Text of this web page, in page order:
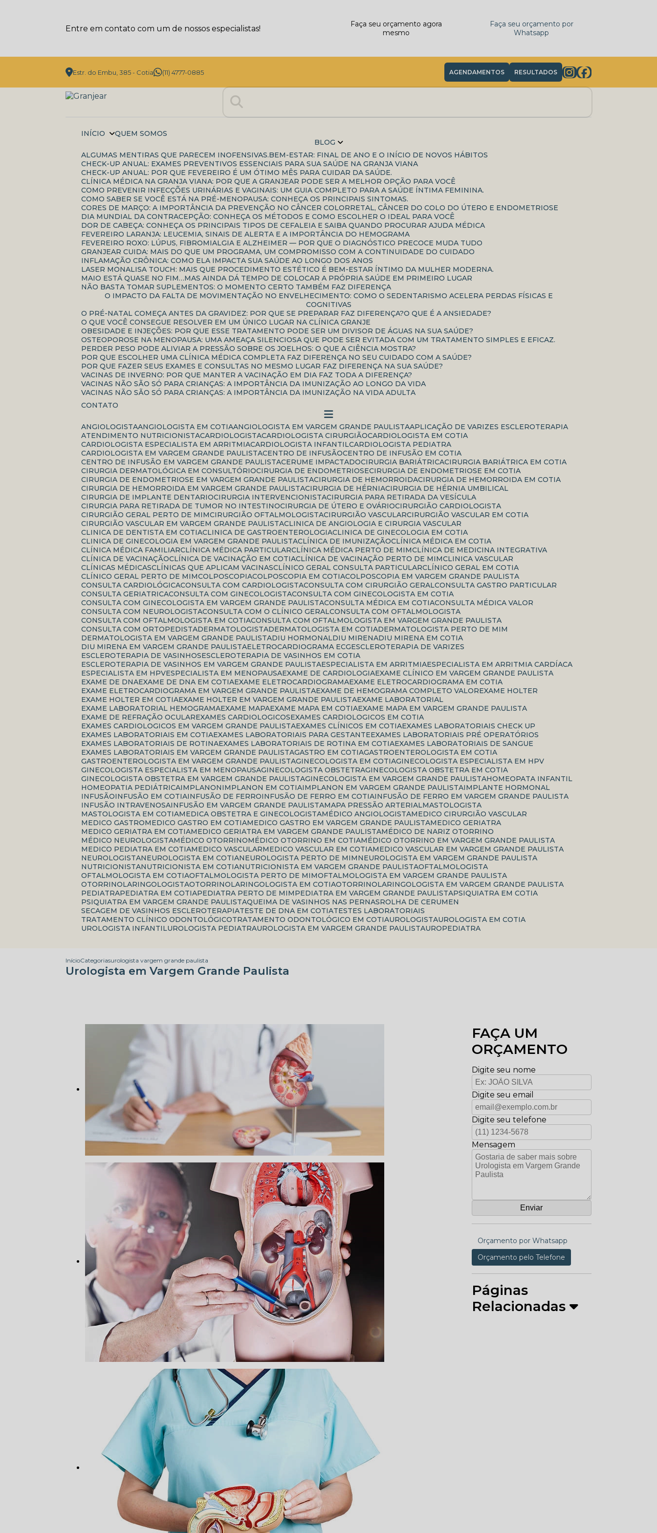
Entre em contato com um de nossos especialistas!
Faça seu orçamento agora
mesmo
Faça seu orçamento por
Whatsapp
Estr. do Embu, 385 - Cotia (11) 4777-0885 AGENDAMENTOS RESULTADOS
INÍCIO
QUEM SOMOS
BLOG
ALGUMAS MENTIRAS QUE PARECEM INOFENSIVAS.
BEM-ESTAR: FINAL DE ANO E O INÍCIO DE NOVOS HÁBITOS
CHECK-UP ANUAL: EXAMES PREVENTIVOS ESSENCIAIS PARA SUA SAÚDE NA GRANJA VIANA
CHECK-UP ANUAL: POR QUE FEVEREIRO É UM ÓTIMO MÊS PARA CUIDAR DA SAÚDE.
CLÍNICA MÉDICA NA GRANJA VIANA: POR QUE A GRANJEAR PODE SER A MELHOR OPÇÃO PARA VOCÊ
COMO PREVENIR INFECÇÕES URINÁRIAS E VAGINAIS: UM GUIA COMPLETO PARA A SAÚDE ÍNTIMA FEMININA.
COMO SABER SE VOCÊ ESTÁ NA PRÉ-MENOPAUSA: CONHEÇA OS PRINCIPAIS SINTOMAS.
CORES DE MARÇO: A IMPORTÂNCIA DA PREVENÇÃO NO CÂNCER COLORRETAL, CÂNCER DO COLO DO ÚTERO E ENDOMETRIOSE
DIA MUNDIAL DA CONTRACEPÇÃO: CONHEÇA OS MÉTODOS E COMO ESCOLHER O IDEAL PARA VOCÊ
DOR DE CABEÇA: CONHEÇA OS PRINCIPAIS TIPOS DE CEFALEIA E SAIBA QUANDO PROCURAR AJUDA MÉDICA
FEVEREIRO LARANJA: LEUCEMIA, SINAIS DE ALERTA E A IMPORTÂNCIA DO HEMOGRAMA
FEVEREIRO ROXO: LÚPUS, FIBROMIALGIA E ALZHEIMER — POR QUE O DIAGNÓSTICO PRECOCE MUDA TUDO
GRANJEAR CUIDA: MAIS DO QUE UM PROGRAMA, UM COMPROMISSO COM A CONTINUIDADE DO CUIDADO
INFLAMAÇÃO CRÔNICA: COMO ELA IMPACTA SUA SAÚDE AO LONGO DOS ANOS
LASER MONALISA TOUCH: MAIS QUE PROCEDIMENTO ESTÉTICO É BEM-ESTAR ÍNTIMO DA MULHER MODERNA.
MAIO ESTÁ QUASE NO FIM…MAS AINDA DÁ TEMPO DE COLOCAR A PRÓPRIA SAÚDE EM PRIMEIRO LUGAR
NÃO BASTA TOMAR SUPLEMENTOS: O MOMENTO CERTO TAMBÉM FAZ DIFERENÇA
O IMPACTO DA FALTA DE MOVIMENTAÇÃO NO ENVELHECIMENTO: COMO O SEDENTARISMO ACELERA PERDAS FÍSICAS E
COGNITIVAS
O PRÉ-NATAL COMEÇA ANTES DA GRAVIDEZ: POR QUE SE PREPARAR FAZ DIFERENÇA?
O QUE É A ANSIEDADE?
O QUE VOCÊ CONSEGUE RESOLVER EM UM ÚNICO LUGAR NA CLÍNICA GRANJE
OBESIDADE E INJEÇÕES: POR QUE ESSE TRATAMENTO PODE SER UM DIVISOR DE ÁGUAS NA SUA SAÚDE?
OSTEOPOROSE NA MENOPAUSA: UMA AMEAÇA SILENCIOSA QUE PODE SER EVITADA COM UM TRATAMENTO SIMPLES E EFICAZ.
PERDER PESO PODE ALIVIAR A PRESSÃO SOBRE OS JOELHOS: O QUE A CIÊNCIA MOSTRA?
POR QUE ESCOLHER UMA CLÍNICA MÉDICA COMPLETA FAZ DIFERENÇA NO SEU CUIDADO COM A SAÚDE?
POR QUE FAZER SEUS EXAMES E CONSULTAS NO MESMO LUGAR FAZ DIFERENÇA NA SUA SAÚDE?
VACINAS DE INVERNO: POR QUE MANTER A VACINAÇÃO EM DIA FAZ TODA A DIFERENÇA?
VACINAS NÃO SÃO SÓ PARA CRIANÇAS: A IMPORTÂNCIA DA IMUNIZAÇÃO AO LONGO DA VIDA
VACINAS NÃO SÃO SÓ PARA CRIANÇAS: A IMPORTÂNCIA DA IMUNIZAÇÃO NA VIDA ADULTA
CONTATO
ANGIOLOGISTA ANGIOLOGISTA EM COTIA ANGIOLOGISTA EM VARGEM GRANDE PAULISTA APLICAÇÃO DE VARIZES ESCLEROTERAPIA
ATENDIMENTO NUTRICIONISTA CARDIOLOGISTA CARDIOLOGISTA CIRURGIÃO CARDIOLOGISTA EM COTIA
CARDIOLOGISTA ESPECIALISTA EM ARRITMIA CARDIOLOGISTA INFANTIL CARDIOLOGISTA PEDIATRA
CARDIOLOGISTA EM VARGEM GRANDE PAULISTA CENTRO DE INFUSÃO CENTRO DE INFUSÃO EM COTIA
CENTRO DE INFUSÃO EM VARGEM GRANDE PAULISTA CERUME IMPACTADO CIRURGIA BARIÁTRICA CIRURGIA BARIÁTRICA EM COTIA
CIRURGIA DERMATOLÓGICA EM CONSULTÓRIO CIRURGIA DE ENDOMETRIOSE CIRURGIA DE ENDOMETRIOSE EM COTIA
CIRURGIA DE ENDOMETRIOSE EM VARGEM GRANDE PAULISTA CIRURGIA DE HEMORROIDA CIRURGIA DE HEMORROIDA EM COTIA
CIRURGIA DE HEMORROIDA EM VARGEM GRANDE PAULISTA CIRURGIA DE HÉRNIA CIRURGIA DE HÉRNIA UMBILICAL
CIRURGIA DE IMPLANTE DENTARIO CIRURGIA INTERVENCIONISTA CIRURGIA PARA RETIRADA DA VESÍCULA
CIRURGIA PARA RETIRADA DE TUMOR NO INTESTINO CIRURGIA DE ÚTERO E OVÁRIO CIRURGIÃO CARDIOLOGISTA
CIRURGIÃO GERAL PERTO DE MIM CIRURGIÃO OFTALMOLOGISTA CIRURGIÃO VASCULAR CIRURGIÃO VASCULAR EM COTIA
CIRURGIÃO VASCULAR EM VARGEM GRANDE PAULISTA CLINICA DE ANGIOLOGIA E CIRURGIA VASCULAR
CLINICA DE DENTISTA EM COTIA CLINICA DE GASTROENTEROLOGIA CLINICA DE GINECOLOGIA EM COTIA
CLINICA DE GINECOLOGIA EM VARGEM GRANDE PAULISTA CLÍNICA DE IMUNIZAÇÃO CLÍNICA MÉDICA EM COTIA
CLÍNICA MÉDICA FAMILIAR CLÍNICA MÉDICA PARTICULAR CLÍNICA MÉDICA PERTO DE MIM CLÍNICA DE MEDICINA INTEGRATIVA
CLÍNICA DE VACINAÇÃO CLÍNICA DE VACINAÇÃO EM COTIA CLÍNICA DE VACINAÇÃO PERTO DE MIM CLINICA VASCULAR
CLÍNICAS MÉDICAS CLÍNICAS QUE APLICAM VACINAS CLÍNICO GERAL CONSULTA PARTICULAR CLÍNICO GERAL EM COTIA
CLÍNICO GERAL PERTO DE MIM COLPOSCOPIA COLPOSCOPIA EM COTIA COLPOSCOPIA EM VARGEM GRANDE PAULISTA
CONSULTA CARDIOLÓGICA CONSULTA COM CARDIOLOGISTA CONSULTA COM CIRURGIÃO GERAL CONSULTA GASTRO PARTICULAR
CONSULTA GERIATRICA CONSULTA COM GINECOLOGISTA CONSULTA COM GINECOLOGISTA EM COTIA
CONSULTA COM GINECOLOGISTA EM VARGEM GRANDE PAULISTA CONSULTA MÉDICA EM COTIA CONSULTA MÉDICA VALOR
CONSULTA COM NEUROLOGISTA CONSULTA COM O CLÍNICO GERAL CONSULTA COM OFTALMOLOGISTA
CONSULTA COM OFTALMOLOGISTA EM COTIA CONSULTA COM OFTALMOLOGISTA EM VARGEM GRANDE PAULISTA
CONSULTA COM ORTOPEDISTA
DERMATOLOGISTA DERMATOLOGISTA EM COTIA
DERMATOLOGISTA PERTO DE MIM
DERMATOLOGISTA EM VARGEM GRANDE PAULISTA
DIU HORMONAL DIU MIRENA
DIU MIRENA EM COTIA
DIU MIRENA EM VARGEM GRANDE PAULISTA
ELETROCARDIOGRAMA ECG
ESCLEROTERAPIA DE VARIZES
ESCLEROTERAPIA DE VASINHOS
ESCLEROTERAPIA DE VASINHOS EM COTIA
ESCLEROTERAPIA DE VASINHOS EM VARGEM GRANDE PAULISTA ESPECIALISTA EM ARRITMIA ESPECIALISTA EM ARRITMIA CARDÍACA
ESPECIALISTA EM HPV ESPECIALISTA EM MENOPAUSA EXAME DE CARDIOLOGIA EXAME CLÍNICO EM VARGEM GRANDE PAULISTA
EXAME DE DNA EXAME DE DNA EM COTIA EXAME ELETROCARDIOGRAMA EXAME ELETROCARDIOGRAMA EM COTIA
EXAME ELETROCARDIOGRAMA EM VARGEM GRANDE PAULISTA EXAME DE HEMOGRAMA COMPLETO VALOR
EXAME HOLTER
EXAME HOLTER EM COTIA EXAME HOLTER EM VARGEM GRANDE PAULISTA EXAME LABORATORIAL
EXAME LABORATORIAL HEMOGRAMA EXAME MAPA EXAME MAPA EM COTIA EXAME MAPA EM VARGEM GRANDE PAULISTA
EXAME DE REFRAÇÃO OCULAR
EXAMES CARDIOLOGICOS
EXAMES CARDIOLOGICOS EM COTIA
EXAMES CARDIOLOGICOS EM VARGEM GRANDE PAULISTA EXAMES CLÍNICOS EM COTIA EXAMES LABORATORIAIS CHECK UP
EXAMES LABORATORIAIS EM COTIA EXAMES LABORATORIAIS PARA GESTANTE
EXAMES LABORATORIAIS PRÉ OPERATÓRIOS
EXAMES LABORATORIAIS DE ROTINA EXAMES LABORATORIAIS DE ROTINA EM COTIA EXAMES LABORATORIAIS DE SANGUE
EXAMES LABORATORIAIS EM VARGEM GRANDE PAULISTA
GASTRO EM COTIA
GASTROENTEROLOGISTA EM COTIA
GASTROENTEROLOGISTA EM VARGEM GRANDE PAULISTA
GINECOLOGISTA EM COTIA
GINECOLOGISTA ESPECIALISTA EM HPV
GINECOLOGISTA ESPECIALISTA EM MENOPAUSA
GINECOLOGISTA OBSTETRA
GINECOLOGISTA OBSTETRA EM COTIA
GINECOLOGISTA OBSTETRA EM VARGEM GRANDE PAULISTA
GINECOLOGISTA EM VARGEM GRANDE PAULISTA
HOMEOPATA INFANTIL
HOMEOPATIA PEDIÁTRICA IMPLANON IMPLANON EM COTIA IMPLANON EM VARGEM GRANDE PAULISTA IMPLANTE HORMONAL
INFUSÃO INFUSÃO EM COTIA INFUSÃO DE FERRO INFUSÃO DE FERRO EM COTIA INFUSÃO DE FERRO EM VARGEM GRANDE PAULISTA
INFUSÃO INTRAVENOSA INFUSÃO EM VARGEM GRANDE PAULISTA MAPA PRESSÃO ARTERIAL
MASTOLOGISTA
MASTOLOGISTA EM COTIA
MEDICA OBSTETRA E GINECOLOGISTA MÉDICO ANGIOLOGISTA
MEDICO CIRURGIÃO VASCULAR
MEDICO GASTRO
MEDICO GASTRO EM COTIA MEDICO GASTRO EM VARGEM GRANDE PAULISTA
MEDICO GERIATRA
MEDICO GERIATRA EM COTIA
MEDICO GERIATRA EM VARGEM GRANDE PAULISTA
MÉDICO DE NARIZ OTORRINO
MÉDICO NEUROLOGISTA
MÉDICO OTORRINO MÉDICO OTORRINO EM COTIA
MÉDICO OTORRINO EM VARGEM GRANDE PAULISTA
MEDICO PEDIATRA EM COTIA
MEDICO VASCULAR MEDICO VASCULAR EM COTIA
MEDICO VASCULAR EM VARGEM GRANDE PAULISTA
NEUROLOGISTA
NEUROLOGISTA EM COTIA NEUROLOGISTA PERTO DE MIM
NEUROLOGISTA EM VARGEM GRANDE PAULISTA
NUTRICIONISTA
NUTRICIONISTA EM COTIA NUTRICIONISTA EM VARGEM GRANDE PAULISTA
OFTALMOLOGISTA
OFTALMOLOGISTA EM COTIA
OFTALMOLOGISTA PERTO DE MIM
OFTALMOLOGISTA EM VARGEM GRANDE PAULISTA
OTORRINOLARINGOLOGISTA
OTORRINOLARINGOLOGISTA EM COTIA
OTORRINOLARINGOLOGISTA EM VARGEM GRANDE PAULISTA
PEDIATRA
PEDIATRA EM COTIA PEDIATRA PERTO DE MIM PEDIATRA EM VARGEM GRANDE PAULISTA
PSIQUIATRA EM COTIA
PSIQUIATRA EM VARGEM GRANDE PAULISTA
QUEIMA DE VASINHOS NAS PERNAS
ROLHA DE CERUMEN
SECAGEM DE VASINHOS ESCLEROTERAPIA
TESTE DE DNA EM COTIA
TESTES LABORATORIAIS
TRATAMENTO CLÍNICO ODONTOLÓGICO
TRATAMENTO ODONTOLÓGICO EM COTIA UROLOGISTA
UROLOGISTA EM COTIA
UROLOGISTA INFANTIL
UROLOGISTA PEDIATRA UROLOGISTA EM VARGEM GRANDE PAULISTA UROPEDIATRA
InícioCategoriasurologista vargem grande paulista
Urologista em Vargem Grande Paulista
FAÇA UM
ORÇAMENTO
Digite seu nome
Digite seu email
Digite seu telefone
Mensagem
Orçamento por Whatsapp
Orçamento pelo Telefone
Páginas
Relacionadas